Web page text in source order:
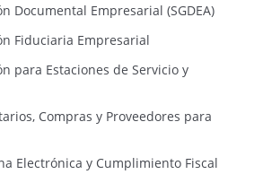
Documental Empresarial (SGDEA)
Fiduciaria Empresarial
para Estaciones de Servicio y
Compras y Proveedores para
Electrónica y Cumplimiento Fiscal